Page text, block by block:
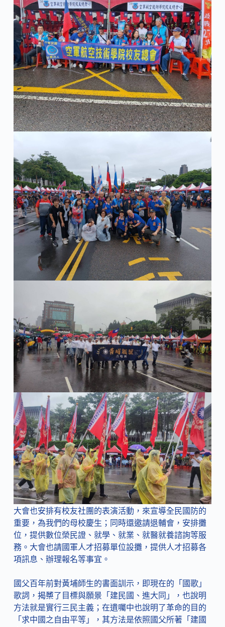
大會也安排有校友社團的表演活動，來宣導全民國防的
重要，為我們的母校慶生；同時還邀請退輔會，安排攤
位，提供數位榮民證、就學、就業、就醫就養諮詢等服
務。大會也請國軍人才招募單位設攤，提供人才招募各
項訊息、辦理報名等事宜。
國父百年前對黃埔師生的書面訓示，即現在的「國歌」
歌詞，揭櫫了目標與願景「建民國、進大同」，也說明
方法就是實行三民主義；在遺囑中也說明了革命的目的
「求中國之自由平等」，其方法是依照國父所著「建國